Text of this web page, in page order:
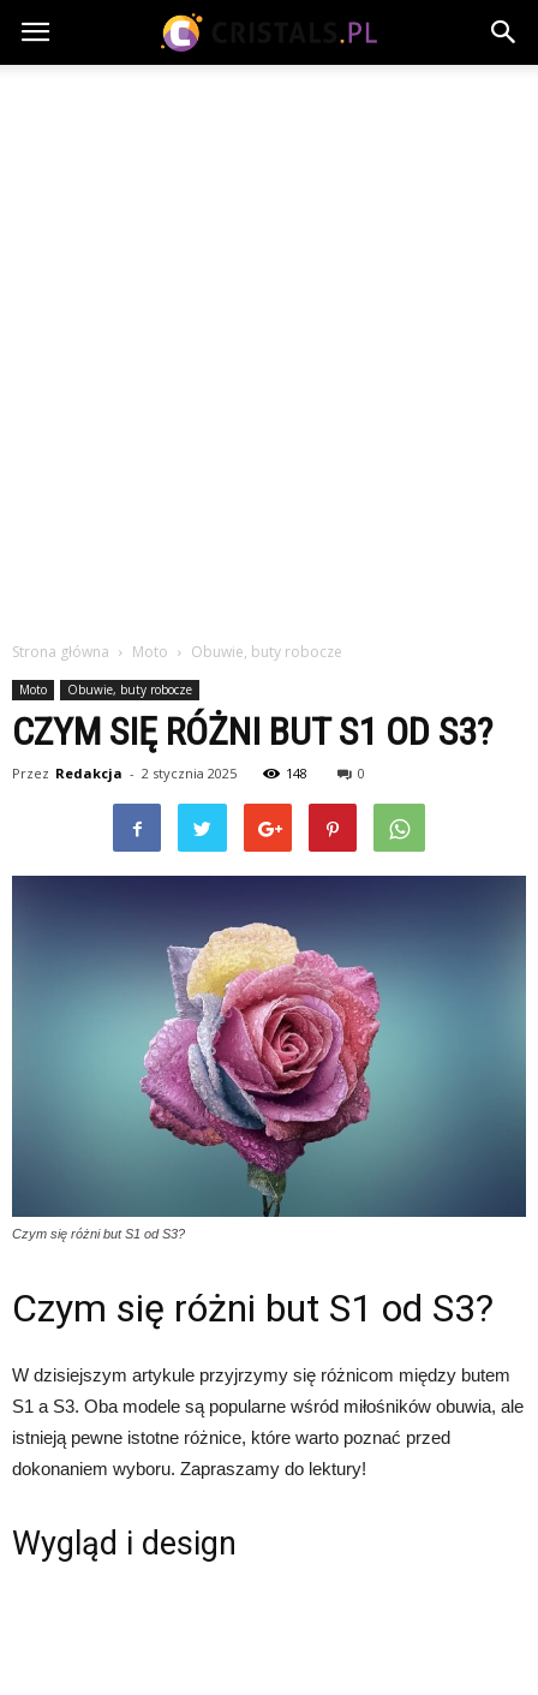
Strona główna Moto Obuwie, buty robocze
Moto Obuwie, buty robocze
CZYM SIĘ RÓŻNI BUT S1 OD S3?
Przez Redakcja - 2 stycznia 2025 148 0
Czym się różni but S1 od S3?
Czym się różni but S1 od S3?
W dzisiejszym artykule przyjrzymy się różnicom między butem
S1 a S3. Oba modele są popularne wśród miłośników obuwia, ale
istnieją pewne istotne różnice, które warto poznać przed
dokonaniem wyboru. Zapraszamy do lektury!
Wygląd i design